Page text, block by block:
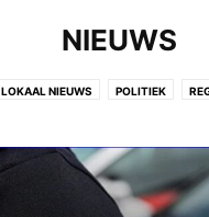
NIEUWS
LOKAAL NIEUWS POLITIEK